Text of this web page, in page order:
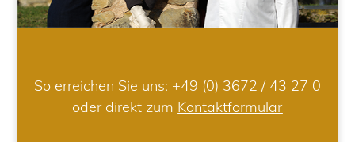
So erreichen Sie uns: +49 (0) 3672 / 43 27 0
oder direkt zum Kontaktformular